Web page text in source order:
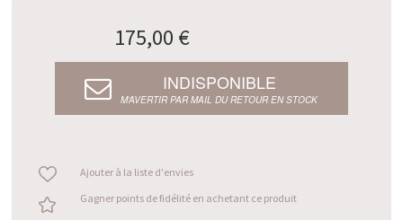
175,00 €
INDISPONIBLE
M’AVERTIR PAR MAIL DU RETOUR EN STOCK
Ajouter à la liste d'envies
Gagner points de fidélité en achetant ce produit